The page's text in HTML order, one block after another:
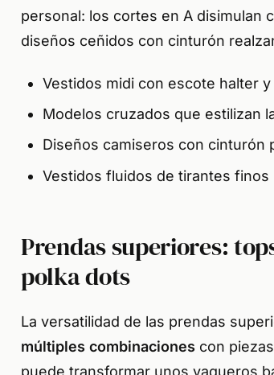
personal: los cortes en A disimulan
diseños ceñidos con cinturón
Vestidos midi con escote halter
Modelos cruzados que estilizan
Diseños camiseros con cinturón
Vestidos fluidos de tirantes finos
Prendas superiores:
polka dots
La versatilidad de las prendas
múltiples combinaciones con
puede transformar unos vaqueros